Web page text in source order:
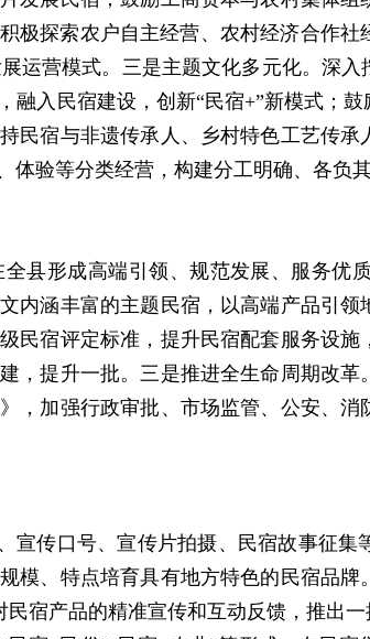
极探索农户自主经营、农村经济合作社
运营模式。三是主题文化多元化。深
入民宿建设，创新“民宿+”新模式；
民宿与非遗传承人、乡村特色工艺传
验等分类经营，构建分工明确、各负
县形成高端引领、规范发展、服务优
内涵丰富的主题民宿，以高端产品引
民宿评定标准，提升民宿配套服务设
，提升一批。三是推进全生命周期改
，加强行政审批、市场监管、公安、
宣传口号、宣传片拍摄、民宿故事征
模、特点培育具有地方特色的民宿品
宿产品的精准宣传和互动反馈，推出